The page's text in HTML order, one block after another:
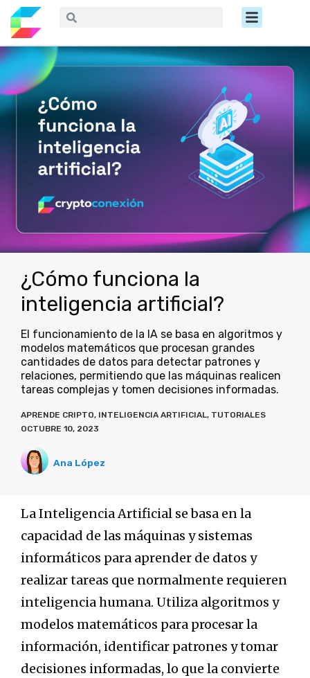
contenido
Buscar Menú
¿Cómo funciona la
inteligencia artificial?
El funcionamiento de la IA se basa en algoritmos y
modelos matemáticos que procesan grandes
cantidades de datos para detectar patrones y
relaciones, permitiendo que las máquinas realicen
tareas complejas y tomen decisiones informadas.
APRENDE CRIPTO, INTELIGENCIA ARTIFICIAL, TUTORIALES
OCTUBRE 10, 2023
Ana López
La Inteligencia Artificial se basa en la
capacidad de las máquinas y sistemas
informáticos para aprender de datos y
realizar tareas que normalmente requieren
inteligencia humana. Utiliza algoritmos y
modelos matemáticos para procesar la
información, identificar patrones y tomar
decisiones informadas, lo que la convierte